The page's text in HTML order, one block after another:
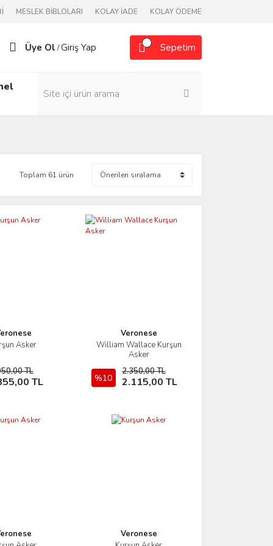
MESLEK BİBLOLARI KOLAY İADE KOLAY ÖDEME
Üye Ol /Giriş Yap Sepetim
Toplam 61 ürün
Asker
TL
TL
İncele
Ekle
Veronese
William Wallace Kurşun
Asker
%10
2.350,00 TL
2.115,00 TL
İncele
Sepete Ekle
Veronese